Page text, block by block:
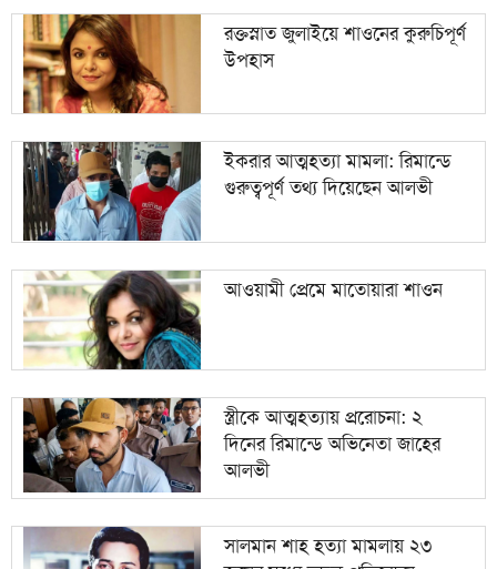
রক্তস্নাত জুলাইয়ে শাওনের কুরুচিপূর্ণ
উপহাস
ইকরার আত্মহত্যা মামলা: রিমান্ডে
গুরুত্বপূর্ণ তথ্য দিয়েছেন আলভী
আওয়ামী প্রেমে মাতোয়ারা শাওন
স্ত্রীকে আত্মহত্যায় প্ররোচনা: ২
দিনের রিমান্ডে অভিনেতা জাহের
আলভী
সালমান শাহ হত্যা মামলায় ২৩